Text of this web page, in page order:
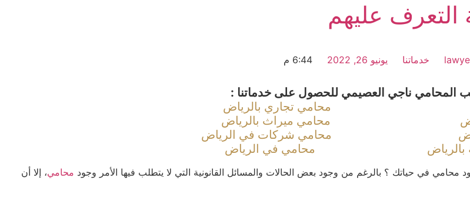
التعرف عليهم
خدماتنا يونيو 26, 2022
6:44 م
المحامي ناجي العصيمي للحصول على خدماتنا :
محامي تجاري بالرياض
محامي ميراث بالرياض
محامي شركات في الرياض
محامي في الرياض
في حياتك ؟ بالرغم من وجود بعض الحالات والمسائل القانونية التي لا يتطلب فيها الأمر وجود محامي، إلا أن